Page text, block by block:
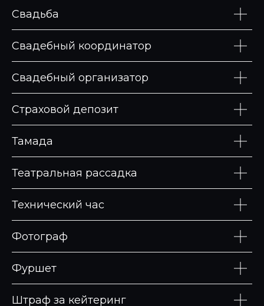
Свадьба
Свадебный координатор
Свадебный организатор
Страховой депозит
Тамада
Театральная рассадка
Технический час
Фотограф
Фуршет
Штраф за кейтеринг
И НАПИТКИ НА ВАШЕ